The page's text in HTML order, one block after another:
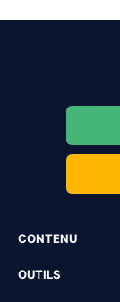
CONTENU
OUTILS